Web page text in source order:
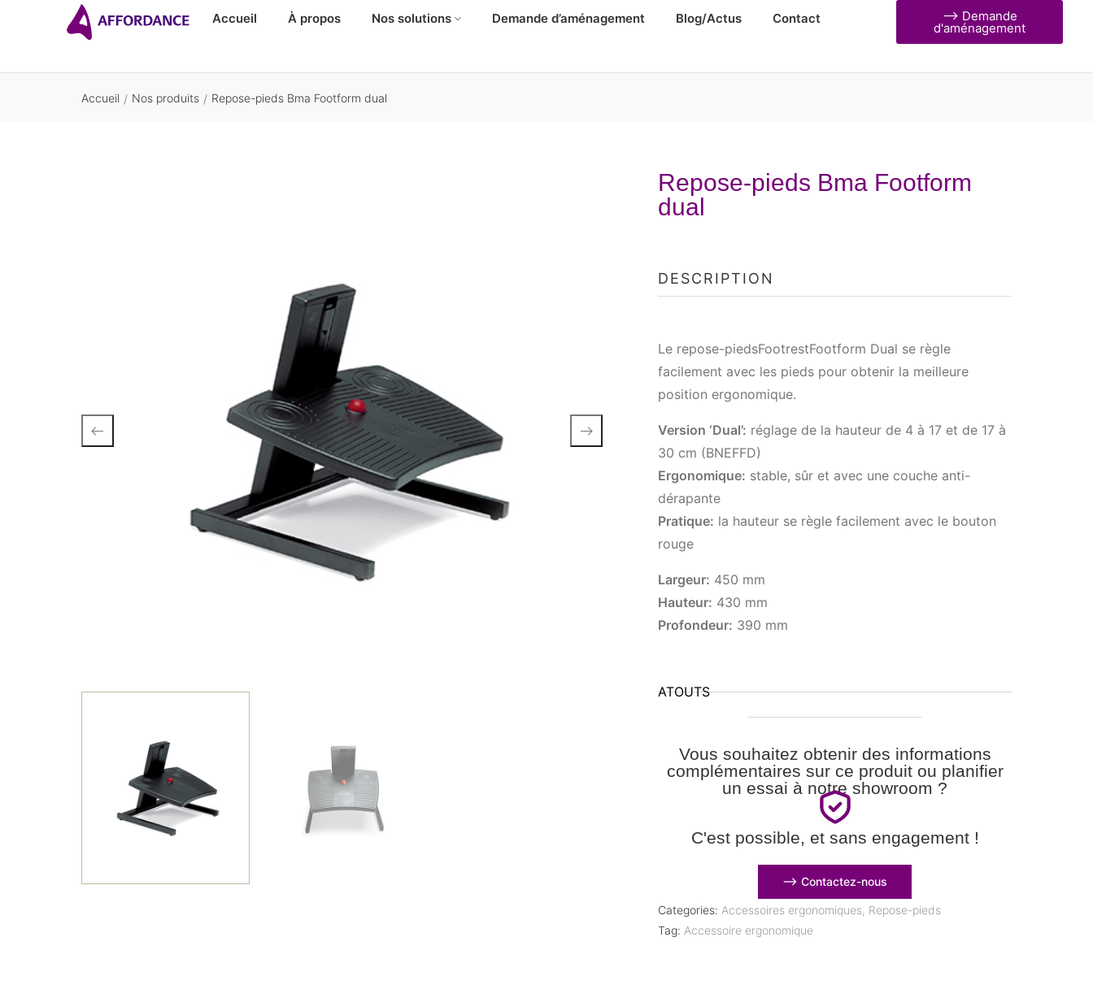
Accueil À propos Nos solutions Demande d’aménagement Blog/Actus Contact ⟶ Demande
d'aménagement
Accueil / Nos produits / Repose-pieds Bma Footform dual
Repose-pieds Bma Footform
dual
DESCRIPTION
Le repose-piedsFootrestFootform Dual se règle
facilement avec les pieds pour obtenir la meilleure
position ergonomique.
Version ‘Dual’: réglage de la hauteur de 4 à 17 et de 17 à
30 cm (BNEFFD)
Ergonomique: stable, sûr et avec une couche anti-
dérapante
Pratique: la hauteur se règle facilement avec le bouton
rouge
Largeur: 450 mm
Hauteur: 430 mm
Profondeur: 390 mm
ATOUTS
Vous souhaitez obtenir des informations
complémentaires sur ce produit ou planifier
un essai à notre showroom ?
C'est possible, et sans engagement !
⟶ Contactez-nous
Categories: Accessoires ergonomiques, Repose-pieds
Tag: Accessoire ergonomique